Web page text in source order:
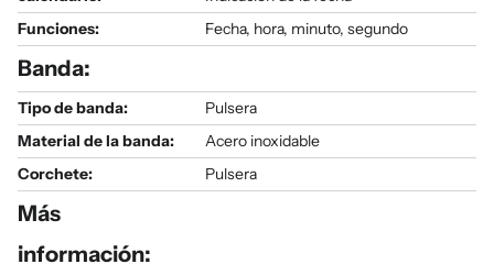
Funciones:
Fecha, hora, minuto, segundo
Banda:
Tipo de banda:
Pulsera
Material de la banda:
Acero inoxidable
Corchete:
Pulsera
Más
información: